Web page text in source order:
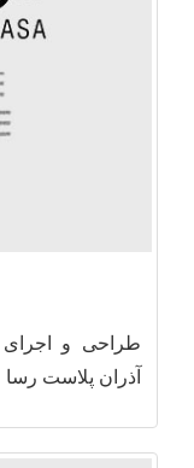
طراحی و
آذران پلاست رسا